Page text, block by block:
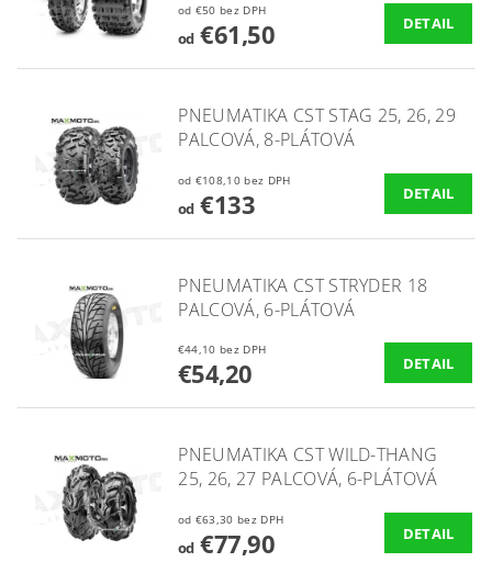
od €50 bez DPH
od€61,50 DETAIL
PNEUMATIKA CST STAG 25, 26, 29
PALCOVÁ, 8-PLÁTOVÁ
od €108,10 bez DPH
od€133 DETAIL
PNEUMATIKA CST STRYDER 18
PALCOVÁ, 6-PLÁTOVÁ
€44,10 bez DPH
€54,20 DETAIL
PNEUMATIKA CST WILD-THANG
25, 26, 27 PALCOVÁ, 6-PLÁTOVÁ
od €63,30 bez DPH
od€77,90 DETAIL